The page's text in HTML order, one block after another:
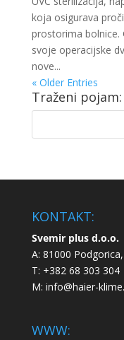
koja osigurava
prostorima bolnice.
svoje operacijske
nove...
« Older Entries
Traženi pojam:
KONTAKT:
Svemir plus d.o.o.
A: 81000
T: +382 68 303 304
M: info@haier-
WWW: